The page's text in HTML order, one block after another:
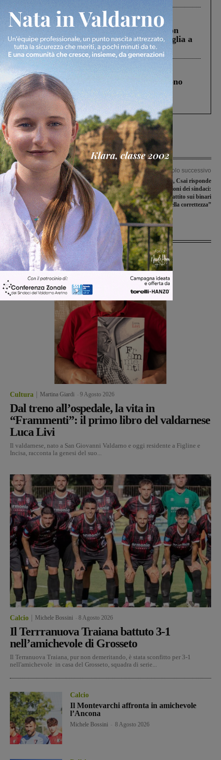
Cronaca 3 Agosto 2026
Scomparso da una struttura di Castiglion
Fiorentino l’uomo che aveva ucciso la figlia a
Levane nel 2020
Cronaca 4 Agosto 2026
Un anno fa la strage in A1 in cui morirono
Gianni, Giulia e Franco. Lo schianto, il
processo, lo stop ai sorpassi fra tir....
Articolo precedente
Covid-19, sono 32 i nuovi casi positivi
in Valdarno aretino e fiorentino
Articolo successivo
Ampliamento discarica, Csai risponde
e attacca le posizioni dei sindaci:
“Riconduciamo il dibattito sui binari
della correttezza”
Ultime Notizie
Cultura Martina Giardi 9 Agosto 2026
Dal treno all’ospedale, la vita in
“Frammenti”: il primo libro del valdarnese
Luca Livi
Il valdarnese, nato a San Giovanni Valdarno e oggi residente a Figline e
Incisa, racconta la genesi del suo...
Calcio Michele Bossini 8 Agosto 2026
Il Terrranuova Traiana battuto 3-1
nell’amichevole di Grosseto
Il Terranuova Traiana, pur non demeritando, è stata sconfitto per 3-1
nell'amichevole in casa del Grosseto, squadra di serie...
Calcio
Il Montevarchi affronta in amichevole
l’Ancona
Michele Bossini 8 Agosto 2026